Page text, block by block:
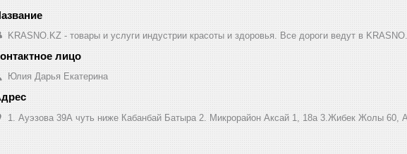
KRASNO.KZ - товары и услуги индустрии красоты и здоровья. Все дороги ведут в
Юлия Дарья Екатерина
1. Ауэзова 39А чуть ниже Кабанбай Батыра ㅤㅤㅤㅤㅤㅤㅤㅤㅤㅤㅤㅤㅤㅤ2. ​Микрорайон Аксай 1, 18а 3.Жибек